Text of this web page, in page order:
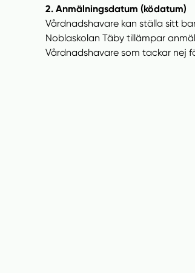
2. Anmälningsdatum (ködatum)
Vårdnadshavare kan ställa sitt
Noblaskolan Täby tillämpar
Vårdnadshavare som tackar nej